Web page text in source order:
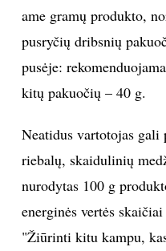
ame gramų produkto,
pusryčių dribsnių
pusėje:
kitų pakuočių – 40 g.
Neatidus vartotojas
riebalų, skaidulinių
nurodytas 100 g
energinės vertės
"Žiūrinti kitu kampu,